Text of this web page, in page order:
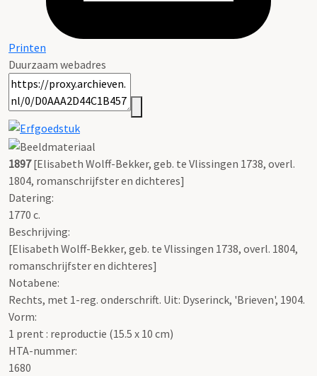
Printen
Duurzaam webadres
1897[Elisabeth Wolff-Bekker, geb. te Vlissingen 1738, overl.
1804, romanschrijfster en dichteres]
Datering:
1770 c.
Beschrijving:
[Elisabeth Wolff-Bekker, geb. te Vlissingen 1738, overl. 1804,
romanschrijfster en dichteres]
Notabene:
Rechts, met 1-reg. onderschrift. Uit: Dyserinck, 'Brieven', 1904.
Vorm:
1 prent : reproductie (15.5 x 10 cm)
HTA-nummer:
1680